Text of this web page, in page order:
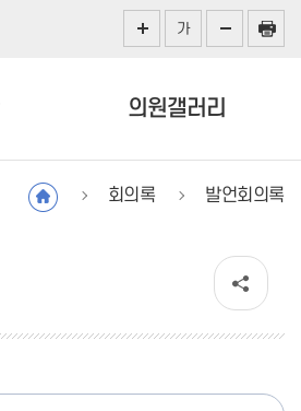
가
의원갤러리
회의록 발언회의록